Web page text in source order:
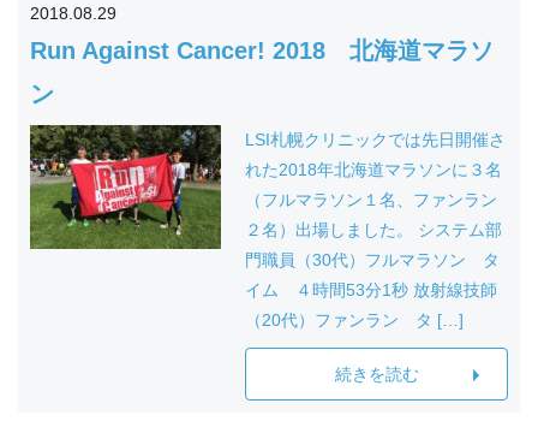
2018.08.29
Run Against Cancer! 2018 北海道マラソ
ン
LSI札幌クリニックでは先日開催さ
れた2018年北海道マラソンに３名
（フルマラソン１名、ファンラン
２名）出場しました。 システム部
門職員（30代）フルマラソン タ
イム ４時間53分1秒 放射線技師
（20代）ファンラン タ […]
続きを読む